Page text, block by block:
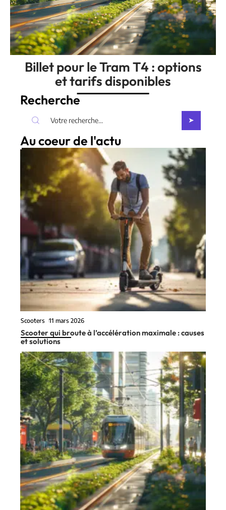
Billet pour le Tram T4 : options
et tarifs disponibles
Recherche
Au coeur de l'actu
Scooters 11 mars 2026
Scooter qui broute à l’accélération maximale : causes
et solutions